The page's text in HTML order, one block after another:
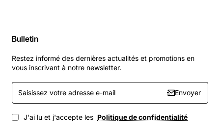
Bulletin
Restez informé des dernières actualités et promotions en
vous inscrivant à notre newsletter.
Saisissez
votre
adresse
e-
mail
Envoyer
J'ai lu et j'accepte les Politique de confidentialité